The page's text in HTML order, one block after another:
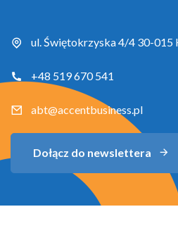
ul. Świętokrzyska 4/4 30-015
+48 519 670 541
abt@accentbusiness.pl
Dołącz do newslettera